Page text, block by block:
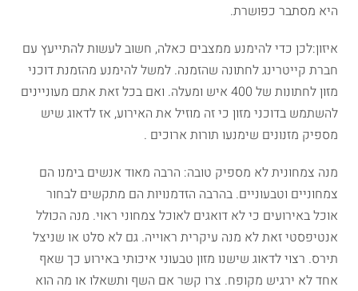
היא מסתבר כפושרת.
איזון:לכן כדי להימנע ממצבים כאלה, חשוב לעשות להתייעץ עם
חברת קייטרינג לחתונה שהזמנה. למשל להימנע מהזמנת דוכני
מזון לחתונות של 400 איש ומעלה. ואם בכל זאת אתם מעוניינים
להשתמש בדוכני מזון כי זה מוזיל את האירוע, אז לדאוג שיש
מספיק מזנונים שימנעו תורות ארוכים .
מנה צמחונית לא מספיק טובה: הרבה מאוד אנשים בימנו הם
צמחוניים וטבעוניים. בהרבה הזדמנויות הם מתקשים לבחור
אוכל באירועים כי לא דואגים לאוכל צמחוני ראוי. מנה הכולל
אנטיפסטי זאת לא מנה עיקרית ראוייה. גם לא סלט או שניצל
תירס. רצוי לדאוג שישנו מזון טבעוני איכותי באירוע כך שאף
אחד לא ירגיש מקופח. צרו קשר אם השף ותשאלו או מה הוא